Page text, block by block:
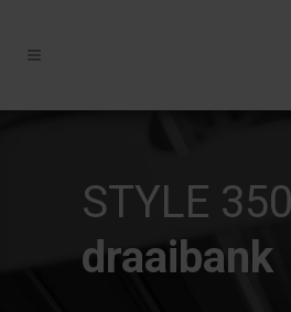
STYLE 350
draaibank